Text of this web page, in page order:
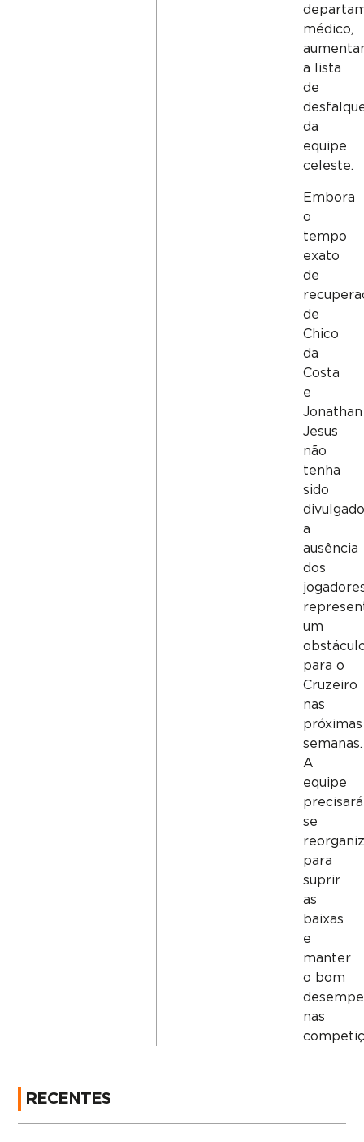
médico,
a lista
de
da
equipe
celeste.
Embora
o
tempo
exato
de
de
Chico
da
Costa
e
Jonathan
Jesus
não
tenha
sido
a
ausência
dos
um
para o
Cruzeiro
nas
próximas
semanas.
A
equipe
precisará
se
para
suprir
as
baixas
e
manter
o bom
nas
RECENTES